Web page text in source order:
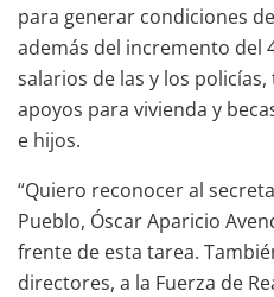
para generar condiciones
además del incremento del
salarios de las y los
apoyos para vivienda y
e hijos.
“Quiero reconocer al
Pueblo, Óscar Aparicio
frente de esta tarea.
directores, a la Fuerza de